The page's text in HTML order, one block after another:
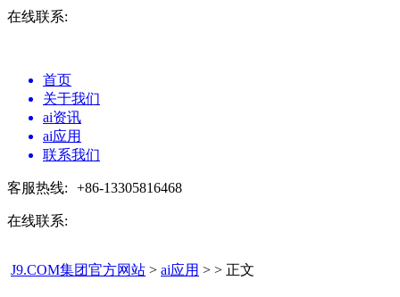
在线联系:
首页
关于我们
ai资讯
ai应用
联系我们
客服热线: +86-13305816468
在线联系:
J9.COM集团官方网站 > ai应用 > > 正文